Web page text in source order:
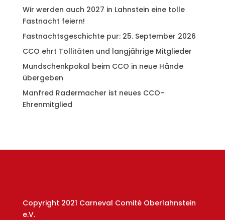
Wir werden auch 2027 in Lahnstein eine tolle
Fastnacht feiern!
Fastnachtsgeschichte pur: 25. September 2026
CCO ehrt Tollitäten und langjährige Mitglieder
Mundschenkpokal beim CCO in neue Hände
übergeben
Manfred Radermacher ist neues CCO-
Ehrenmitglied
Copyright 2021 Carneval Comité Oberlahnstein
e.V.